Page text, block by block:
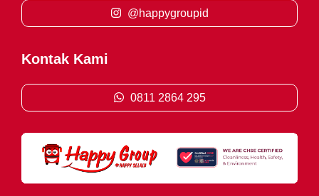
@happygroupid
Kontak Kami
0811 2864 295